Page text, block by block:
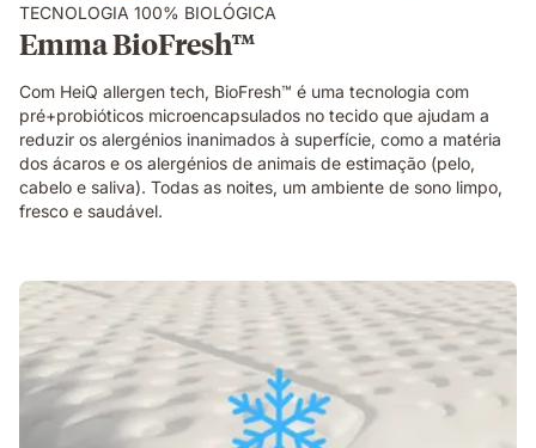
TECNOLOGIA 100% BIOLÓGICA
Emma BioFresh™
Com HeiQ allergen tech, BioFresh™ é uma tecnologia com
pré+probióticos microencapsulados no tecido que ajudam a
reduzir os alergénios inanimados à superfície, como a matéria
dos ácaros e os alergénios de animais de estimação (pelo,
cabelo e saliva). Todas as noites, um ambiente de sono limpo,
fresco e saudável. ​